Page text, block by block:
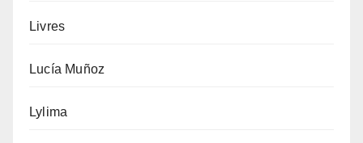
Livres
Lucía Muñoz
Lylima